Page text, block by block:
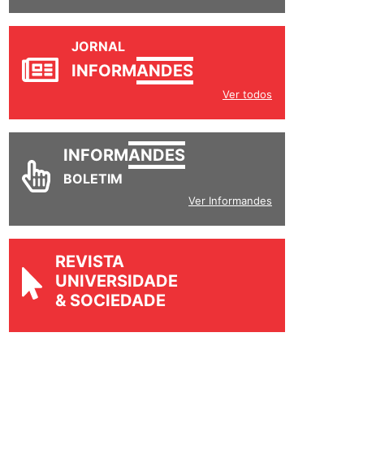
JORNAL
INFORMANDES
Ver todos
INFORMANDES
BOLETIM
Ver Informandes
REVISTA
UNIVERSIDADE
& SOCIEDADE